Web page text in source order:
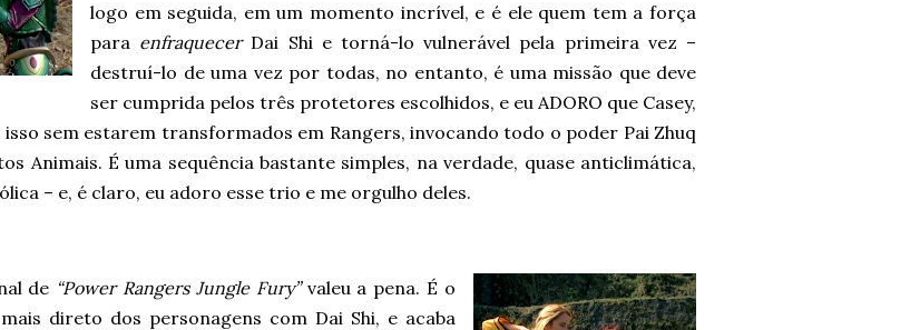
logo em seguida, em um momento incrível, e é ele quem tem a força
para enfraquecerDai Shi e torná-lo vulnerável pela primeira vez –
destruí-lo de uma vez por todas, no entanto, é uma missão que deve
ser cumprida pelos três protetores escolhidos, e eu ADORO que Casey,
isso sem estarem transformados em Rangers, invocando todo o poder Pai Zhuq
Animais. É uma sequência bastante simples, na verdade, quase anticlimática,
– e, é claro, eu adoro esse trio e me orgulho deles.
de “Power Rangers Jungle Fury”valeu a pena. É o
direto dos personagens com Dai Shi, e acaba